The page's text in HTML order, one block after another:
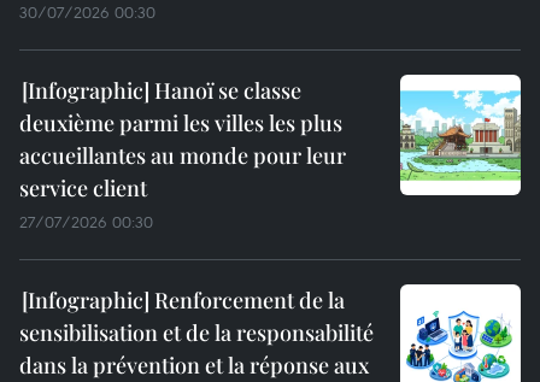
30/07/2026 00:30
Hanoï se classe
deuxième parmi les villes les plus
accueillantes au monde pour leur
service client
27/07/2026 00:30
Renforcement de la
sensibilisation et de la responsabilité
dans la prévention et la réponse aux